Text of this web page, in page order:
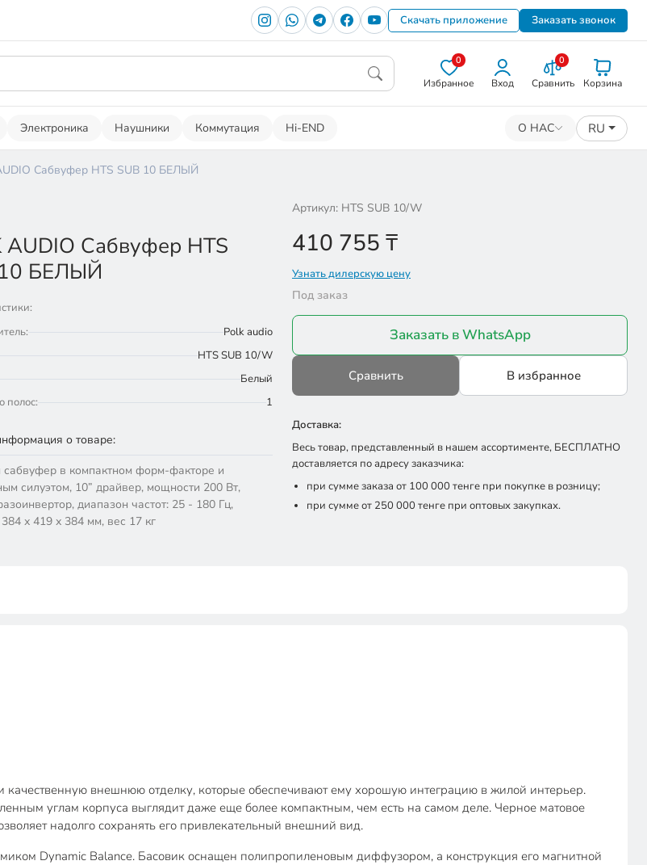
Скачать приложение Заказать звонок
0
Избранное Вход
0
Сравнить Корзина
Электроника Наушники Коммутация Hi-END О НАС RU
Сабвуфер HTS SUB 10 БЕЛЫЙ
AUDIO Сабвуфер HTS
БЕЛЫЙ
Polk audio
HTS SUB 10/W
Белый
полос:
1
о товаре:
сабвуфер в компактном форм-факторе и
силуэтом, 10” драйвер, мощности 200 Вт,
диапазон частот: 25 - 180 Гц,
х 419 х 384 мм, вес 17 кг
Артикул: HTS SUB 10/W
410 755 ₸
Узнать дилерскую цену
Под заказ
Заказать в WhatsApp
Сравнить В избранное
Доставка:
Весь товар, представленный в нашем ассортименте, БЕСПЛАТНО
доставляется по адресу заказчика:
при сумме заказа от 100 000 тенге при покупке в розницу;
при сумме от 250 000 тенге при оптовых закупках.
внешнюю отделку, которые обеспечивают ему хорошую интеграцию в жилой интерьер.
углам корпуса выглядит даже еще более компактным, чем есть на самом деле. Черное матовое
надолго сохранять его привлекательный внешний вид.
Dynamic Balance. Басовик оснащен полипропиленовым диффузором, а конструкция его магнитной